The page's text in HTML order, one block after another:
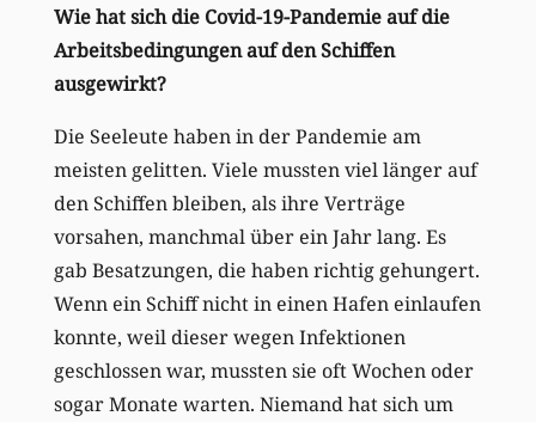
Wie hat sich die Covid-19-Pandemie auf die
Arbeitsbedingungen auf den Schiffen
ausgewirkt?
Die Seeleute haben in der Pandemie am
meisten gelitten. Viele mussten viel länger auf
den Schiffen bleiben, als ihre Verträge
vorsahen, manchmal über ein Jahr lang. Es
gab Besatzungen, die haben richtig gehungert.
Wenn ein Schiff nicht in einen Hafen einlaufen
konnte, weil dieser wegen Infektionen
geschlossen war, mussten sie oft Wochen oder
sogar Monate warten. Niemand hat sich um